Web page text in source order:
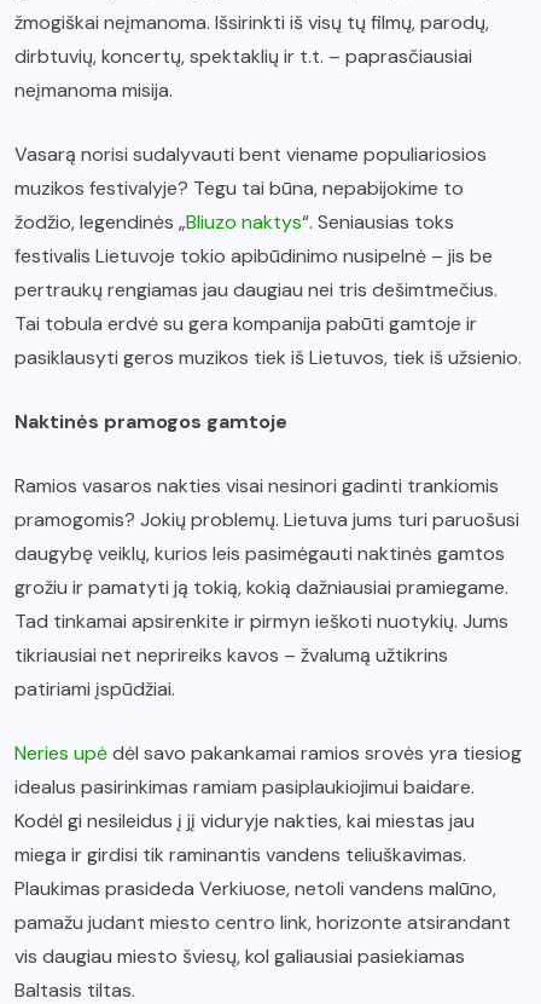
žmogiškai neįmanoma. Išsirinkti iš visų tų filmų, parodų,
dirbtuvių, koncertų, spektaklių ir t.t. – paprasčiausiai
neįmanoma misija.
Vasarą norisi sudalyvauti bent viename populiariosios
muzikos festivalyje? Tegu tai būna, nepabijokime to
žodžio, legendinės „Bliuzo naktys“. Seniausias toks
festivalis Lietuvoje tokio apibūdinimo nusipelnė – jis be
pertraukų rengiamas jau daugiau nei tris dešimtmečius.
Tai tobula erdvė su gera kompanija pabūti gamtoje ir
pasiklausyti geros muzikos tiek iš Lietuvos, tiek iš užsienio.
Naktinės pramogos gamtoje
Ramios vasaros nakties visai nesinori gadinti trankiomis
pramogomis? Jokių problemų. Lietuva jums turi paruošusi
daugybę veiklų, kurios leis pasimėgauti naktinės gamtos
grožiu ir pamatyti ją tokią, kokią dažniausiai pramiegame.
Tad tinkamai apsirenkite ir pirmyn ieškoti nuotykių. Jums
tikriausiai net neprireiks kavos – žvalumą užtikrins
patiriami įspūdžiai.
Neries upėdėl savo pakankamai ramios srovės yra tiesiog
idealus pasirinkimas ramiam pasiplaukiojimui baidare.
Kodėl gi nesileidus į jį viduryje nakties, kai miestas jau
miega ir girdisi tik raminantis vandens teliuškavimas.
Plaukimas prasideda Verkiuose, netoli vandens malūno,
pamažu judant miesto centro link, horizonte atsirandant
vis daugiau miesto šviesų, kol galiausiai pasiekiamas
Baltasis tiltas.